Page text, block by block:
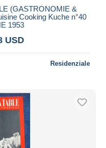
(GASTRONOMIE &
Cooking Kuche n°40
1953
USD
Residenziale